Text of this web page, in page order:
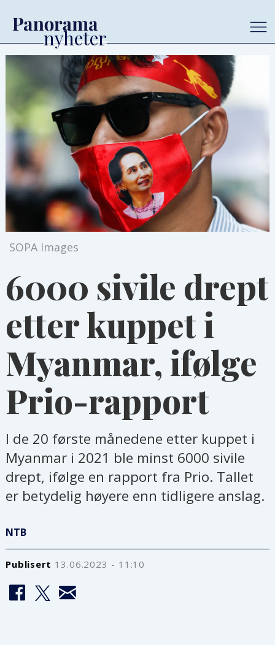
SOPA Images
6000 sivile drept
etter kuppet i
Myanmar, ifølge
Prio-rapport
I de 20 første månedene etter kuppet i
Myanmar i 2021 ble minst 6000 sivile
drept, ifølge en rapport fra Prio. Tallet
er betydelig høyere enn tidligere anslag.
NTB
Publisert 13.06.2023 - 11:10